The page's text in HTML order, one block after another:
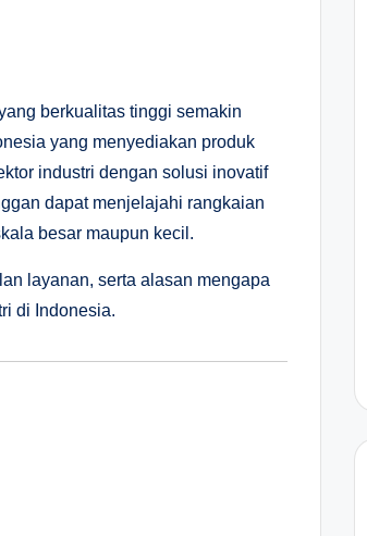
berkualitas tinggi semakin
yang menyediakan produk
industri dengan solusi inovatif
dapat menjelajahi rangkaian
besar maupun kecil.
layanan, serta alasan mengapa
di Indonesia.